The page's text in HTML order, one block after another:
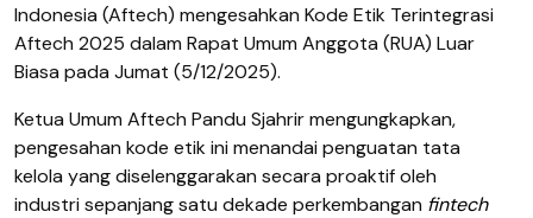
Indonesia (Aftech) mengesahkan Kode Etik Terintegrasi
Aftech 2025 dalam Rapat Umum Anggota (RUA) Luar
Biasa pada Jumat (5/12/2025).
Ketua Umum Aftech Pandu Sjahrir mengungkapkan,
pengesahan kode etik ini menandai penguatan tata
kelola yang diselenggarakan secara proaktif oleh
industri sepanjang satu dekade perkembangan fintech